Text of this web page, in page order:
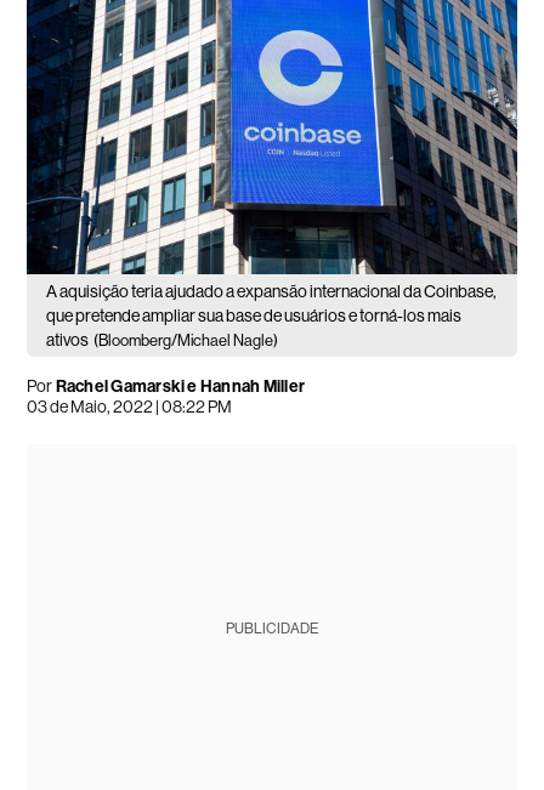
A aquisição teria ajudado a expansão internacional da Coinbase,
que pretende ampliar sua base de usuários e torná-los mais
ativos (Bloomberg/Michael Nagle)
PorRachel Gamarski e Hannah Miller
03 de Maio, 2022 | 08:22 PM
PUBLICIDADE